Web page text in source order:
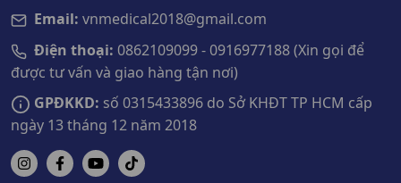
Email: vnmedical2018@gmail.com
Điện thoại: 0862109099 - 0916977188 (Xin gọi để
được tư vấn và giao hàng tận nơi)
GPĐKKD: số 0315433896 do Sở KHĐT TP HCM cấp
ngày 13 tháng 12 năm 2018